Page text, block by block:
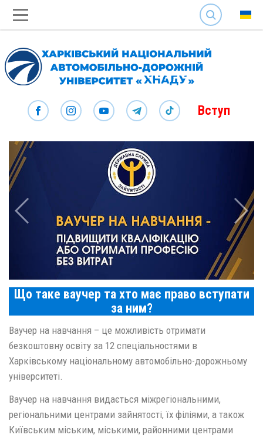
SEARCH
Вступ
Що таке ваучер та хто має право вступати
за ним?
Ваучер на навчання – це можливість отримати
безкоштовну освіту за 12 спеціальностями в
Харківському національному автомобільно-дорожньому
університеті.
Ваучер на навчання видається міжрегіональними,
регіональними центрами зайнятості, їх філіями, а також
Київським міським, міськими, районними центрами